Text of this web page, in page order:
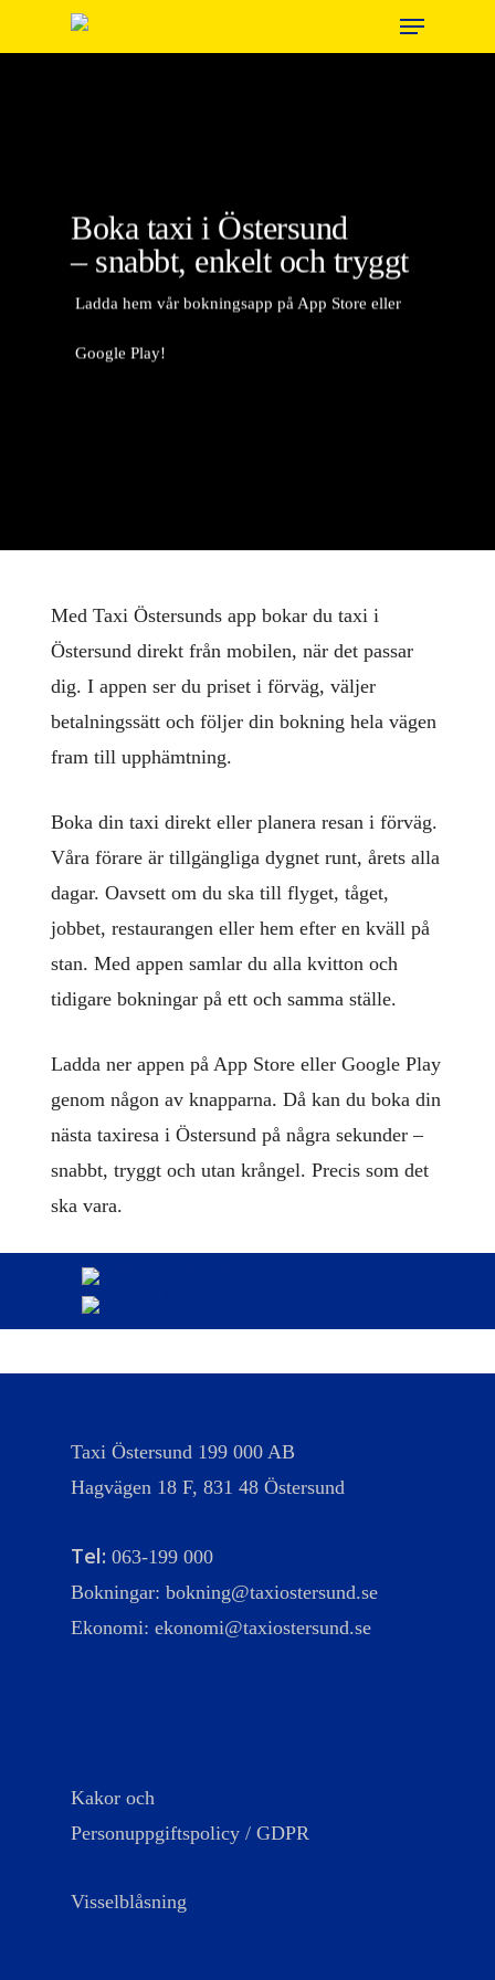
to
Menu
Boka taxi i Östersund
– snabbt, enkelt och tryggt
Ladda hem vår bokningsapp på App Store eller
Google Play!
Med Taxi Östersunds app bokar du taxi i
Östersund direkt från mobilen, när det passar
dig. I appen ser du priset i förväg, väljer
betalningssätt och följer din bokning hela vägen
fram till upphämtning.
Boka din taxi direkt eller planera resan i förväg.
Våra förare är tillgängliga dygnet runt, årets alla
dagar. Oavsett om du ska till flyget, tåget,
jobbet, restaurangen eller hem efter en kväll på
stan. Med appen samlar du alla kvitton och
tidigare bokningar på ett och samma ställe.
Ladda ner appen på App Store eller Google Play
genom någon av knapparna. Då kan du boka din
nästa taxiresa i Östersund på några sekunder –
snabbt, tryggt och utan krångel. Precis som det
ska vara.
Taxi Östersund 199 000 AB
Hagvägen 18 F, 831 48 Östersund
Tel: 063-199 000
Bokningar: bokning@taxiostersund.se
Ekonomi: ekonomi@taxiostersund.se
Kakor och
Personuppgiftspolicy / GDPR
Visselblåsning